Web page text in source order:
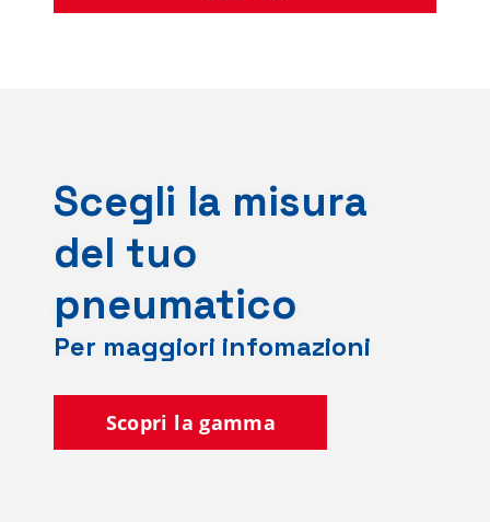
Scegli la misura
del tuo
pneumatico
Per maggiori infomazioni
Scopri la gamma